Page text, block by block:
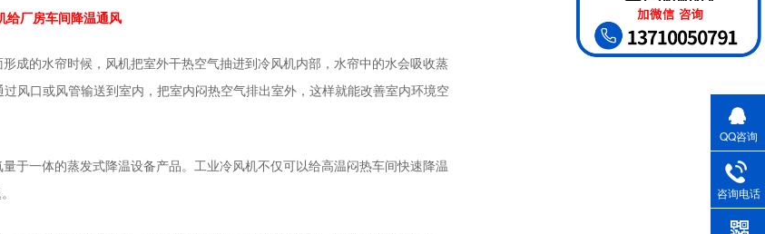
给厂房车间降温通风
形成的水帘时候，风机把室外干热空气抽进到冷风机内部，水帘中的水会吸收蒸
风口或风管输送到室内，把室内闷热空气排出室外，这样就能改善室内环境空
于一体的蒸发式降温设备产品。工业冷风机不仅可以给高温闷热车间快速降温
QQ咨询
咨询电话